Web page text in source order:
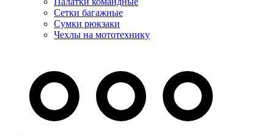
Сетки багажные
Сумки рюкзаки
Чехлы на мототехнику